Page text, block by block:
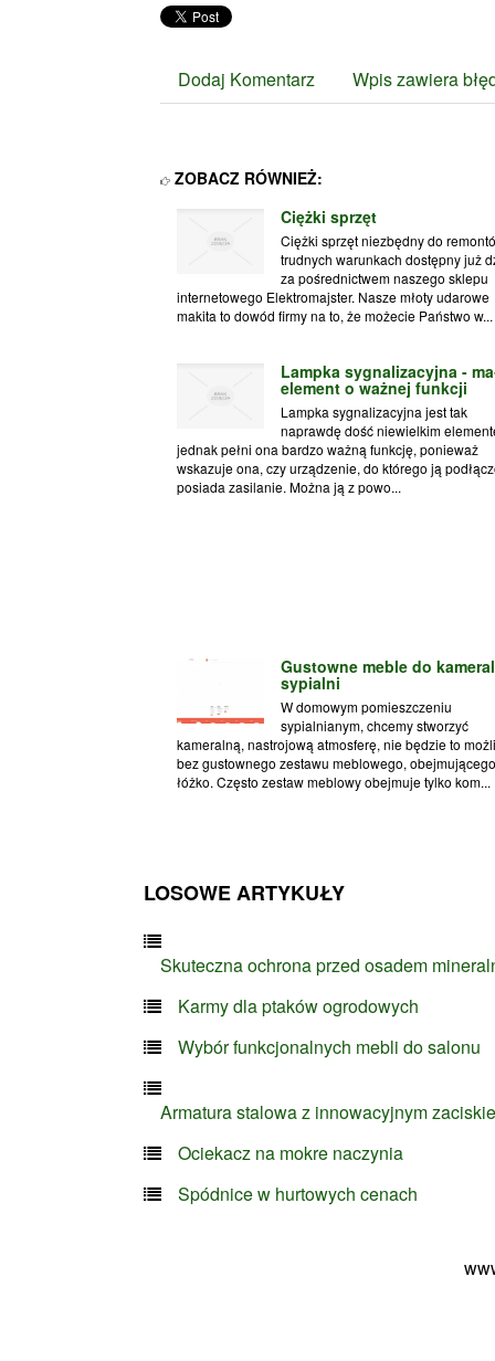
Dodaj Komentarz Wpis zawiera
ZOBACZ RÓWNIEŻ:
Ciężki sprzęt
Ciężki sprzęt niezbędny do
trudnych warunkach dostępny już
za pośrednictwem naszego sklepu
internetowego Elektromajster. Nasze młoty udarowe
makita to dowód firmy na to, że możecie Państwo w...
Lampka sygnalizacyjna -
element o ważnej funkcji
Lampka sygnalizacyjna jest tak
naprawdę dość niewielkim
jednak pełni ona bardzo ważną funkcję, ponieważ
wskazuje ona, czy urządzenie, do którego ją
posiada zasilanie. Można ją z powo...
Gustowne meble do
sypialni
W domowym pomieszczeniu
sypialnianym, chcemy stworzyć
kameralną, nastrojową atmosferę, nie będzie to
bez gustownego zestawu meblowego,
łóżko. Często zestaw meblowy obejmuje tylko kom...
LOSOWE ARTYKUŁY
Skuteczna ochrona przed osadem
Karmy dla ptaków ogrodowych
Wybór funkcjonalnych mebli do salonu
Armatura stalowa z innowacyjnym
Ociekacz na mokre naczynia
Spódnice w hurtowych cenach